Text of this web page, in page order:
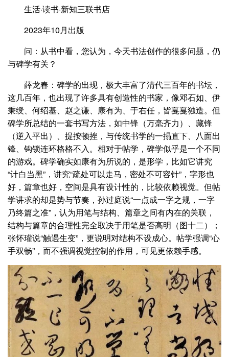
生活·读书·新知三联书店
2023年10月出版
问：从书中看，您认为，今天书法创作的很多问题，仍
与碑学有关？
薛龙春：碑学的出现，极大丰富了清代三百年的书坛，
这几百年，也出现了许多具有创造性的书家，像邓石如、伊
秉绶、何绍基、赵之谦、康有为、于右任，皆戛戛独造。但
碑学所总结的一套书写方法，如中锋（万毫齐力）、藏锋
（逆入平出）、提按顿挫，与传统书学的一搨直下、八面出
锋、钩锁连环格格不入。相对于帖学，碑学似乎是一个不同
的游戏。碑学确实如康有为所说的，是形学，比如它讲究
“计白当黑”，讲究“疏处可以走马，密处不可容针”，字形也
好，篇章也好，空间是具有设计性的，比较依赖视觉。但帖
学讲求的却是势与节奏，孙过庭说“一点成一字之规，一字
乃终篇之准”，认为用笔与结构、篇章之间有内在的关联，
结构与篇章的合理性完全取决于用笔是否高明（图十二）；
张怀瓘说“触遇生变”，更说明对结构不设成心。帖学强调“心
手双畅”，而不强调视觉控制的作用，可见更依赖手感。